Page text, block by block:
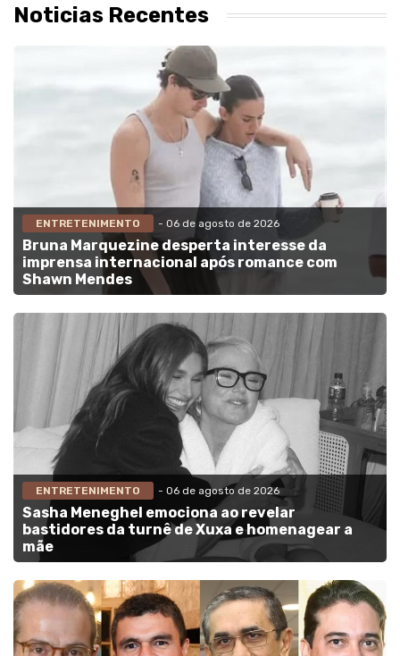
Noticias Recentes
ENTRETENIMENTO - 06 de agosto de 2026
Bruna Marquezine desperta interesse da
imprensa internacional após romance com
Shawn Mendes
ENTRETENIMENTO - 06 de agosto de 2026
Sasha Meneghel emociona ao revelar
bastidores da turnê de Xuxa e homenagear a
mãe